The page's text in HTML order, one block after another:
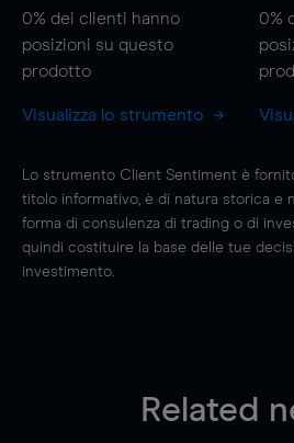
0% dei clienti hanno
posizioni su questo
prodotto
Visualizza lo strumento
0%
Lo strumento Client Sentiment è
titolo informativo, è di natura storica e
forma di consulenza di trading o di
quindi costituire la base delle tue
investimento.
Related